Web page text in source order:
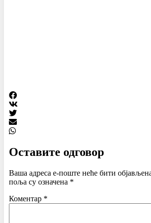
Оставите одговор
Ваша адреса е-поште неће бити
поља су означена *
Коментар *